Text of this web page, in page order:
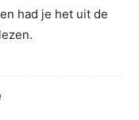
had je het uit de